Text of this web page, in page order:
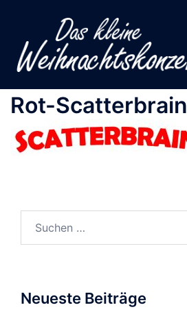
springen
Rot-
Neueste Beiträge